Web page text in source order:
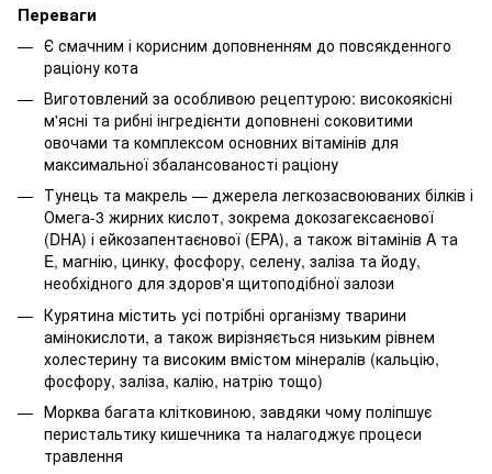
Переваги
Є смачним і корисним доповненням до повсякденного
раціону кота
Виготовлений за особливою рецептурою: високоякісні
м'ясні та рибні інгредієнти доповнені соковитими
овочами та комплексом основних вітамінів для
максимальної збалансованості раціону
Тунець та макрель — джерела легкозасвоюваних білків і
Омега-3 жирних кислот, зокрема докозагексаєнової
(DHA) і ейкозапентаєнової (EPA), а також вітамінів A та
E, магнію, цинку, фосфору, селену, заліза та йоду,
необхідного для здоров'я щитоподібної залози
Курятина містить усі потрібні організму тварини
амінокислоти, а також вирізняється низьким рівнем
холестерину та високим вмістом мінералів (кальцію,
фосфору, заліза, калію, натрію тощо)
Морква багата клітковиною, завдяки чому поліпшує
перистальтику кишечника та налагоджує процеси
травлення